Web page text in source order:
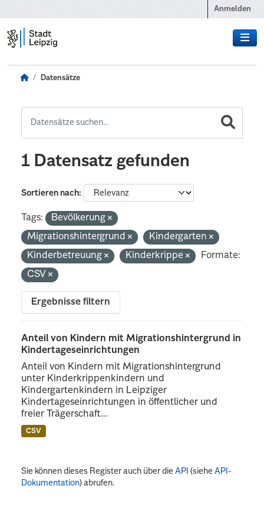
Anmelden
Datensätze
1 Datensatz gefunden
Sortieren nach
Tags:
Bevölkerung
Migrationshintergrund
Kindergarten
Kinderbetreuung
Kinderkrippe
Formate:
CSV
Ergebnisse filtern
Anteil von Kindern mit Migrationshintergrund in
Kindertageseinrichtungen
Anteil von Kindern mit Migrationshintergrund
unter Kinderkrippenkindern und
Kindergartenkindern in Leipziger
Kindertageseinrichtungen in öffentlicher und
freier Trägerschaft...
CSV
Sie können dieses Register auch über dieAPI (sieheAPI-
Dokumentation) abrufen.